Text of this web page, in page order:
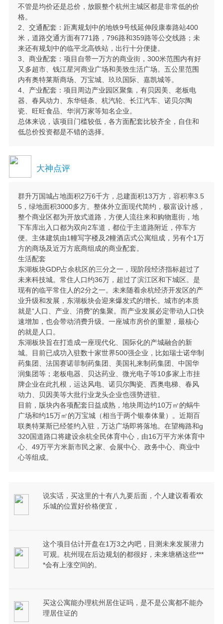
不管是均价还是总价，放眼整个杭州主城区都是非常低的价
格。
2、交通配套：距离规划中的地铁9号线延伸段康泰路站400
米，道路交通方面有771路，796路和359路等公交线路；未
来还有规划中的临平北高铁站，出行十分便捷。
3、商业配套：项目自带一万方的商业街，300米范围内有好
又多超市、钱江星河商业广场和美致生活广场。五公里范围
内有奥特莱斯商场、万宝城、玖玖国际、嘉凯城等。
4、产业配套：项目周边产业园区聚集，有贝因美、老板电
器、春风动力、东华链条、杭汽轮、长江汽车、诺贝尔陶
瓷、旺旺食品、华润万家等知名企业。
总体来说，该项目门槛较低，各方面配套比较齐全，自住和
低总价投资都是不错的选择。
大神点评
群升万国城占地面积2万6千方，总建面积13万方，容积率3.5
5，绿地面积3000多方。整体外立面现代简约，极富设计感，
整个商业区都为开放式道路，方便人流往来和购物逛街，地
下车库出入口都为双向2车道，都位于主道路附近，停车方
便。主体建筑由1幢写字楼及2幢酒店式公寓组成，另有个1万
方的商场及近万方底商组成的商业配套。
生活配套
东湖板块GDP占余杭区的三分之一，现阶段经济指标超过了
未来科技城。常住人口约36万，超过了滨江区和下城区。是
现有的临平常住人的2分之一。未来随着余杭经济开发区的产
业升级和发展，东湖板块会迎来爆发式的增长。城市的本质
就是“人口、产业、消费”的集聚。而产业发展必定带动人口快
速增加，也会带动消费升级。一座城市房价的重塑，最核心
的就是人口。
东湖板块旨在打造成一座现代化、国际化的产城融合的新
城。目前已成功入驻数十家世界500强企业，比如瑞士诺华制
药集团、法国赛诺菲制药集团、美国礼来制药集团、中国华
润集团等；老板电器、贝达药业、微光电子等10多家上市挂
牌企业在此扎根，运达风电、诺贝尔陶瓷、西奥电梯、春风
动力、贝因美等大批行业龙头企业也强势进驻。
目前，版块内各项配套日益成熟，地块周边约10万㎡的蜗牛
广场和约15万㎡的万宝城（相当于两个银泰体量）。近期百
联奥特莱斯已经签约入驻，万达广场即将落地。在望梅路和g
320国道路口将建设余杭全民体育中心，由16万平方米体育中
心、49万平方米新市民之家、会展中心、政务中心、商业中
心等组成。
说实话，买这里的十有八九要后面，个人建议看看欢
乐城的位置好价格便宜，
这个项目估计开盘在1万3之内吧，目测未来发展潜力
可观。杭州现在后边规划的都很好，未来塘栖这些***
*会有上涨空间的。
买这公寓能办理杭州居住证吗，是不是公寓都不能办
理居住证的